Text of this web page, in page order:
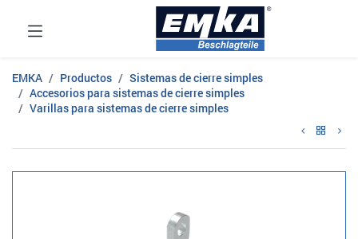
EMKA Productos
Sistemas de cierre simples
Accesorios para sistemas de cierre simples
Varillas para sistemas de cierre simples